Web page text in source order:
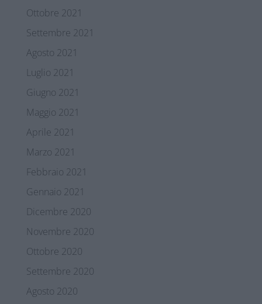
Ottobre 2021
Settembre 2021
Agosto 2021
Luglio 2021
Giugno 2021
Maggio 2021
Aprile 2021
Marzo 2021
Febbraio 2021
Gennaio 2021
Dicembre 2020
Novembre 2020
Ottobre 2020
Settembre 2020
Agosto 2020